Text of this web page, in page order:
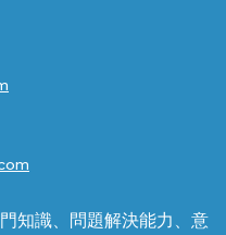
知識、問題解決能力、意